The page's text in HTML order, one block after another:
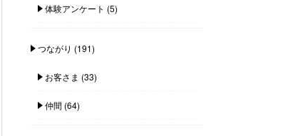
体験アンケート (5)
つながり (191)
お客さま (33)
仲間 (64)